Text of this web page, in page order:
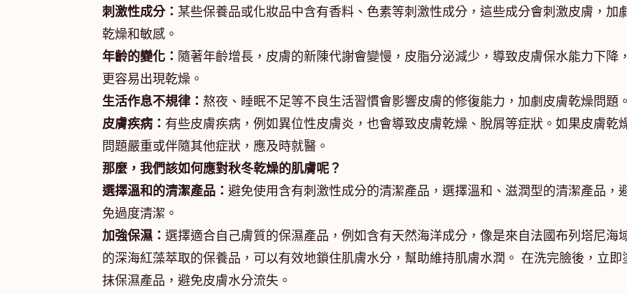
刺激性成分： 某些保養品或化妝品中含有香料、色素等刺激性成分，這些成分會刺激皮膚，加
乾燥和敏感。
年齡的變化： 隨著年齡增長，皮膚的新陳代謝會變慢，皮脂分泌減少，導致皮膚保水能力下降，
更容易出現乾燥。
生活作息不規律： 熬夜、睡眠不足等不良生活習慣會影響皮膚的修復能力，加劇皮膚乾燥問題。
皮膚疾病： 有些皮膚疾病，例如異位性皮膚炎，也會導致皮膚乾燥、脫屑等症狀。如果皮膚乾
問題嚴重或伴隨其他症狀，應及時就醫。
那麼，我們該如何應對秋冬乾燥的肌膚呢？
選擇溫和的清潔產品： 避免使用含有刺激性成分的清潔產品，選擇溫和、滋潤型的清潔產品，
免過度清潔。
加強保濕： 選擇適合自己膚質的保濕產品，例如含有天然海洋成分，像是來自法國布列塔尼海
的深海紅藻萃取的保養品，可以有效地鎖住肌膚水分，幫助維持肌膚水潤。 在洗完臉後，立即
抹保濕產品，避免皮膚水分流失。